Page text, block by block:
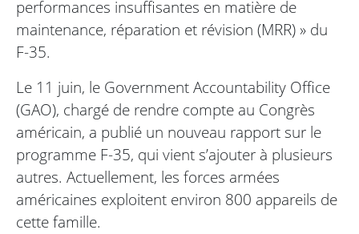
performances insuffisantes en matière de
maintenance, réparation et révision (MRR) » du
F-35.
Le 11 juin, le Government Accountability Office
(GAO), chargé de rendre compte au Congrès
américain, a publié un nouveau rapport sur le
programme F-35, qui vient s’ajouter à plusieurs
autres. Actuellement, les forces armées
américaines exploitent environ 800 appareils de
cette famille.